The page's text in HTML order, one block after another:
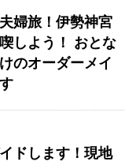
婦旅！伊勢神宮
しよう！ おとな
のオーダーメイ
ドします！現地